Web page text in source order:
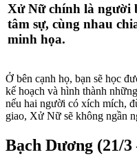
Xử Nữ chính là người
tâm sự, cùng nhau
minh họa.
Ở bên cạnh họ, bạn sẽ học
kế hoạch và hình thành
nếu hai người có xích mích,
giao, Xử Nữ sẽ không ngần
Bạch Dương (21/3